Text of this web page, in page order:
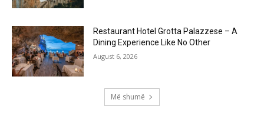
Restaurant Hotel Grotta Palazzese – A
Dining Experience Like No Other
August 6, 2026
Më shumë